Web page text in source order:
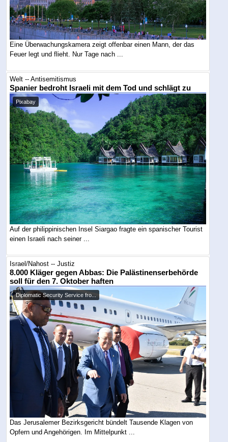
Eine Überwachungskamera zeigt offenbar einen Mann, der das
Feuer legt und flieht. Nur Tage nach ...
Welt -- Antisemitismus
Spanier bedroht Israeli mit dem Tod und schlägt zu
Pixabay
Auf der philippinischen Insel Siargao fragte ein spanischer Tourist
einen Israeli nach seiner ...
Israel/Nahost -- Justiz
8.000 Kläger gegen Abbas: Die Palästinenserbehörde
soll für den 7. Oktober haften
Diplomatic Security Service fro...
Das Jerusalemer Bezirksgericht bündelt Tausende Klagen von
Opfern und Angehörigen. Im Mittelpunkt ...